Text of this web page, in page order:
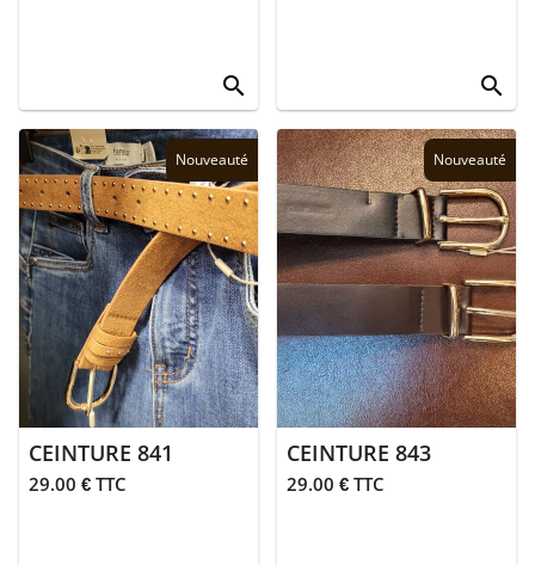
> Vestes
>
Blousons
>
Doudounes
> Sans
manches
Junior
search search
Nouveauté
CEINTURE 841
29.00 € TTC
Nouveauté
CEINTURE 843
29.00 € TTC